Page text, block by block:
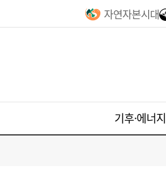
자연자본시대
기후·에너지